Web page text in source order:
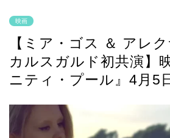
映画
【ミア・ゴス ＆ アレ
カルスガルド初共演】
ニティ・プール』4月5